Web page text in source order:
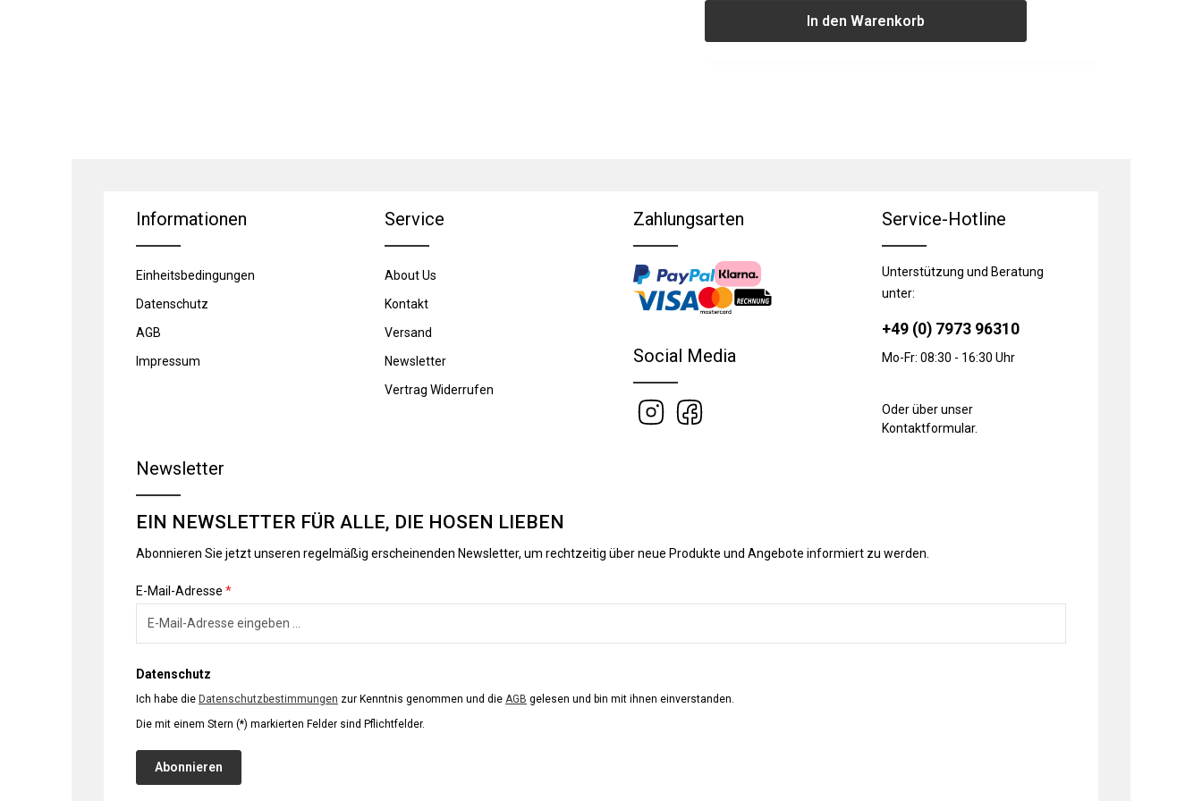
In den Warenkorb
Informationen
Einheitsbedingungen
Datenschutz
AGB
Impressum
Service
About Us
Kontakt
Versand
Newsletter
Vertrag Widerrufen
Zahlungsarten
Social Media
Service-Hotline
Unterstützung und Beratung
unter:
+49 (0) 7973 96310
Mo-Fr: 08:30 - 16:30 Uhr
Oder über unser
Kontaktformular.
Newsletter
EIN NEWSLETTER FÜR ALLE, DIE HOSEN LIEBEN
Abonnieren Sie jetzt unseren regelmäßig erscheinenden Newsletter, um rechtzeitig über neue Produkte und Angebote informiert zu werden.
E-Mail-Adresse *
Datenschutz
Ich habe die Datenschutzbestimmungen zur Kenntnis genommen und die AGB gelesen und bin mit ihnen einverstanden.
Die mit einem Stern (*) markierten Felder sind Pflichtfelder.
Abonnieren